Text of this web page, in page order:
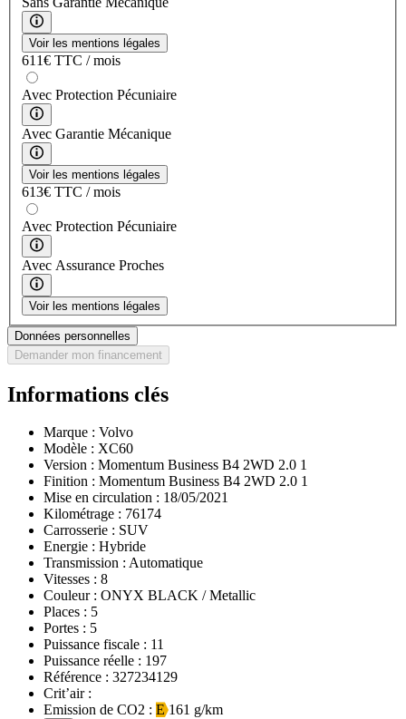
Voir les mentions légales
611€ TTC / mois
Avec Protection Pécuniaire
Avec Garantie Mécanique
Voir les mentions légales
613€ TTC / mois
Avec Protection Pécuniaire
Avec Assurance Proches
Voir les mentions légales
Données personnelles
Demander mon financement
Informations clés
Marque : Volvo
Modèle : XC60
Version : Momentum Business B4 2WD 2.0 1
Finition : Momentum Business B4 2WD 2.0 1
Mise en circulation : 18/05/2021
Kilométrage : 76174
Carrosserie : SUV
Energie : Hybride
Transmission : Automatique
Vitesses : 8
Couleur : ONYX BLACK / Metallic
Places : 5
Portes : 5
Puissance fiscale : 11
Puissance réelle : 197
Référence : 327234129
Crit’air :
Emission de CO2 : E161 g/km